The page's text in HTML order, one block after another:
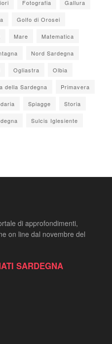
Fotografia Gallura
Golfo di Orosei
Mare Matematica
Nord Sardegna
Ogliastra Olbia
della Sardegna Primavera
Spiagge Storia
Sulcis Iglesiente
di approfondimenti,
on line dal novembre del
SARDEGNA